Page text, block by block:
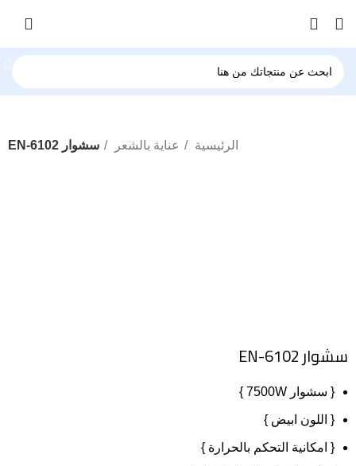
الرئيسية عناية بالشعر سشوار EN-6102
سشوار EN-6102
{ سشوار 7500W }
{ اللون ابيض }
{ امكانية التحكم بالحرارة }